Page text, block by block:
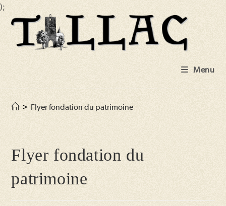
);
Skip
content
Menu
> Flyer fondation du patrimoine
Flyer fondation du
patrimoine